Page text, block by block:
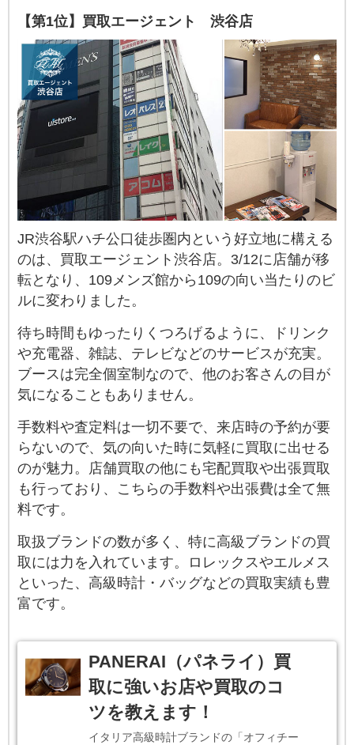
【第1位】買取エージェント 渋谷店
JR渋谷駅ハチ公口徒歩圏内という好立地に構える
のは、買取エージェント渋谷店。3/12に店舗が移
転となり、109メンズ館から109の向い当たりのビ
ルに変わりました。
待ち時間もゆったりくつろげるように、ドリンク
や充電器、雑誌、テレビなどのサービスが充実。
ブースは完全個室制なので、他のお客さんの目が
気になることもありません。
手数料や査定料は一切不要で、来店時の予約が要
らないので、気の向いた時に気軽に買取に出せる
のが魅力。店舗買取の他にも宅配買取や出張買取
も行っており、こちらの手数料や出張費は全て無
料です。
取扱ブランドの数が多く、特に高級ブランドの買
取には力を入れています。ロレックスやエルメス
といった、高級時計・バッグなどの買取実績も豊
富です。
PANERAI（パネライ）買
取に強いお店や買取のコ
ツを教えます！
イタリア高級時計ブランドの「オフィチー